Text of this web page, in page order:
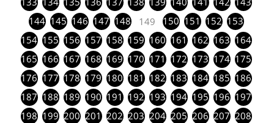
144 145 146 147 148 149 150 151 152 153
154 155 156 157 158 159 160 161 162 163 164
165 166 167 168 169 170 171 172 173 174 175
176 177 178 179 180 181 182 183 184 185 186
187 188 189 190 191 192 193 194 195 196 197
198 199 200 201 202 203 204 205 206 207 208